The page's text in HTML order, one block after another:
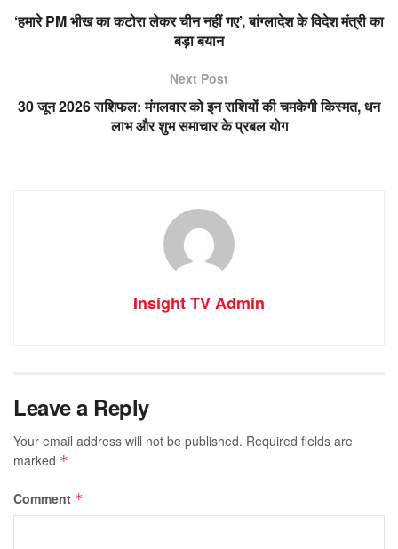
‘हमारे PM भीख का कटोरा लेकर चीन नहीं गए’, बांग्लादेश के विदेश मंत्री का
बड़ा बयान
Next Post
30 जून 2026 राशिफल: मंगलवार को इन राशियों की चमकेगी किस्मत, धन
लाभ और शुभ समाचार के प्रबल योग
Insight TV Admin
Leave a Reply
Your email address will not be published. Required fields are
marked *
Comment *